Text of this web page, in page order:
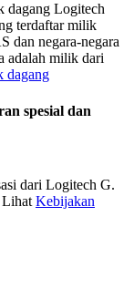
dagang Logitech
terdaftar milik
dan negara-negara
adalah milik dari
dagang
spesial dan
dari Logitech G.
Lihat Kebijakan